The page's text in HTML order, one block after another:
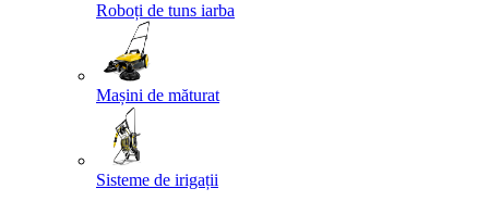
Roboți de tuns iarba
Mașini de măturat
Sisteme de irigații